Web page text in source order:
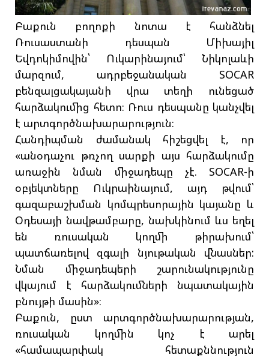
Բաքուն բողոքի նոտա է հանձնել
Ռուսաստանի դեսպան Միխայիլ
Եվդոկիմովին՝ Ուկարինայում՝ Նիկոլաևի
մարզում, ադրբեջանական SOCAR
բենզալցակայանի վրա տեղի ունեցած
հարձակումից հետո։ Ռուս դեսպանը կանչվել
է արտգործնախարարություն։
Հանդիպման ժամանակ հիշեցվել է, որ
«անօդաչու թռչող սարքի այս հարձակումը
առաջին նման միջադեպը չէ. SOCAR-ի
օբյեկտները Ուկրաինայում, այդ թվում՝
գազաբաշխման կոմպրեսորային կայանը և
Օդեսայի նավթամբարը, նախկինում ևս եղել
են ռուսական կողմի թիրախում՝
պատճառելով զգալի նյութական վնասներ:
Նման միջադեպերի շարունակությունը
վկայում է հարձակումների նպատակային
բնույթի մասին»։
Բաքուն, ըստ արտգործնախարարության,
ռուսական կողմին կոչ է արել
«համապարփակ հետաքննություն